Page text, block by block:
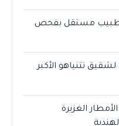
لطبيب مستقل بفحص
نتنياهو الأكبر
الأمطار الغزيرة